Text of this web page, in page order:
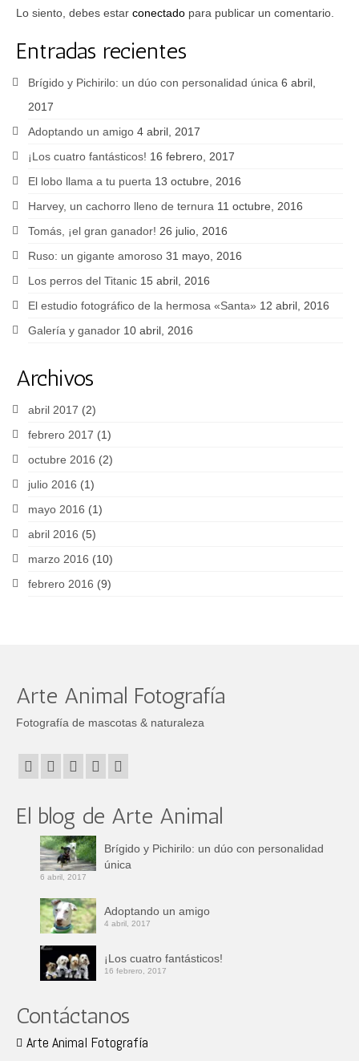
Lo siento, debes estar conectado para publicar un comentario.
Entradas recientes
Brígido y Pichirilo: un dúo con personalidad única 6 abril,
2017
Adoptando un amigo 4 abril, 2017
¡Los cuatro fantásticos! 16 febrero, 2017
El lobo llama a tu puerta 13 octubre, 2016
Harvey, un cachorro lleno de ternura 11 octubre, 2016
Tomás, ¡el gran ganador! 26 julio, 2016
Ruso: un gigante amoroso 31 mayo, 2016
Los perros del Titanic 15 abril, 2016
El estudio fotográfico de la hermosa «Santa» 12 abril, 2016
Galería y ganador 10 abril, 2016
Archivos
abril 2017 (2)
febrero 2017 (1)
octubre 2016 (2)
julio 2016 (1)
mayo 2016 (1)
abril 2016 (5)
marzo 2016 (10)
febrero 2016 (9)
Arte Animal Fotografía
Fotografía de mascotas & naturaleza
El blog de Arte Animal
Brígido y Pichirilo: un dúo con personalidad
única
6 abril, 2017
Adoptando un amigo
4 abril, 2017
¡Los cuatro fantásticos!
16 febrero, 2017
Contáctanos
Arte Animal Fotografía